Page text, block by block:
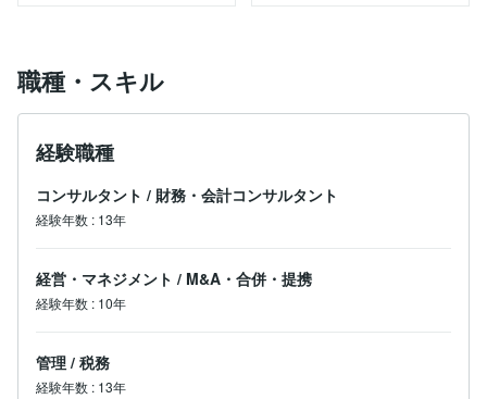
職種・スキル
経験職種
コンサルタント / 財務・会計コンサルタント
経験年数 : 13年
経営・マネジメント / M&A・合併・提携
経験年数 : 10年
管理 / 税務
経験年数 : 13年